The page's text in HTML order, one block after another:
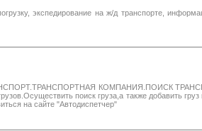
экспедирование на ж/д транспорте,
КОМПАНИЯ.ПОИСК
поиск груза,а также добавить
на сайте "Автодиспетчер"